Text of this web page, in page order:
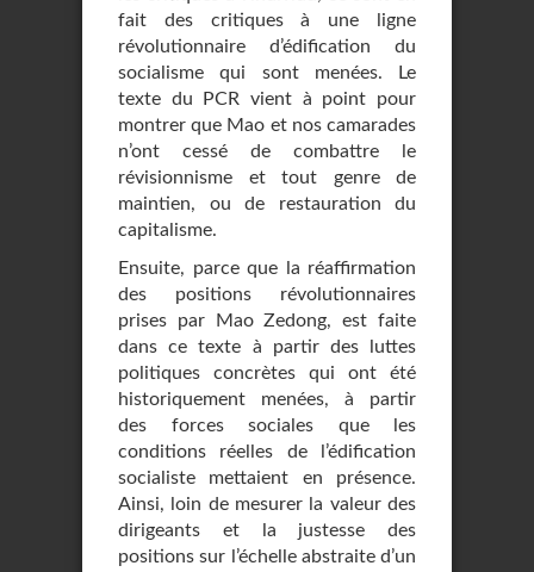
fait des critiques à une ligne
révolutionnaire d’édification du
socialisme qui sont menées. Le
texte du PCR vient à point pour
montrer que Mao et nos camarades
n’ont cessé de combattre le
révisionnisme et tout genre de
maintien, ou de restauration du
capitalisme.
Ensuite, parce que la réaffirmation
des positions révolutionnaires
prises par Mao Zedong, est faite
dans ce texte à partir des luttes
politiques concrètes qui ont été
historiquement menées, à partir
des forces sociales que les
conditions réelles de l’édification
socialiste mettaient en présence.
Ainsi, loin de mesurer la valeur des
dirigeants et la justesse des
positions sur l’échelle abstraite d’un